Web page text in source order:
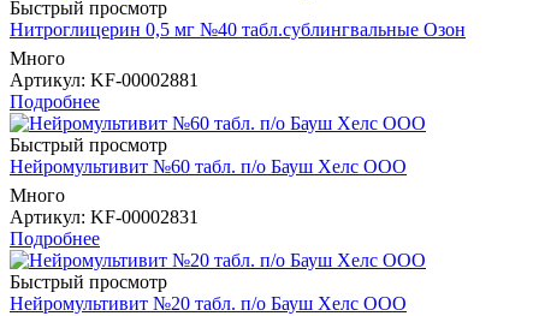
Быстрый просмотр
Нитроглицерин 0,5 мг №40 табл.сублингвальные Озон
Много
Артикул: KF-00002881
Подробнее
Быстрый просмотр
Нейромультивит №60 табл. п/о Бауш Хелс ООО
Много
Артикул: KF-00002831
Подробнее
Быстрый просмотр
Нейромультивит №20 табл. п/о Бауш Хелс ООО